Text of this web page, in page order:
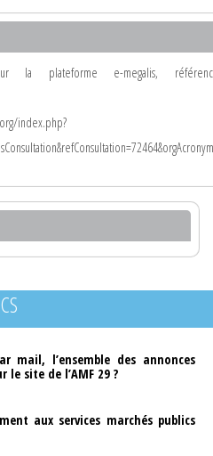
la plateforme e-megalis,
index.php?
mail, l’ensemble des annonces
le site de l’AMF 29 ?
aux services marchés publics